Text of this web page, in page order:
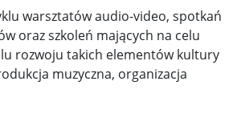
warsztatów audio-video, spotkań
oraz szkoleń mających na celu
rozwoju takich elementów kultury
muzyczna, organizacja